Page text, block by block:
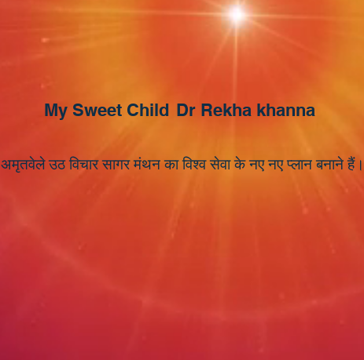
My Sweet Child Dr Rekha khanna
अमृतवेले उठ विचार सागर मंथन का विश्व सेवा के नए नए प्लान बनाने हैं।